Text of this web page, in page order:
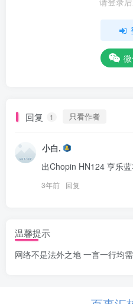
回复 1 只看作者
小白.
出Chopin HN124 亨乐
3年前 回复
温馨提示
网络不是法外之地 一言一行均